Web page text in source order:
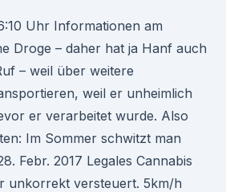
Uhr Informationen am
Droge – daher hat ja Hanf auch
– weil über weitere
weil er unheimlich
er verarbeitet wurde. Also
Im Sommer schwitzt man
Febr. 2017 Legales Cannabis
unkorrekt versteuert. 5km/h